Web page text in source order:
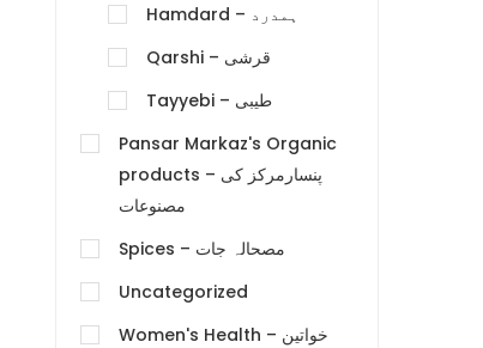
Hamdard – ہمدرد
Qarshi – قرشی
Tayyebi – طیبی
Pansar Markaz's Organic
products – پنسارمرکز کی
مصنوعات
Spices – مصحالہ جات
Uncategorized
Women's Health – خواتین